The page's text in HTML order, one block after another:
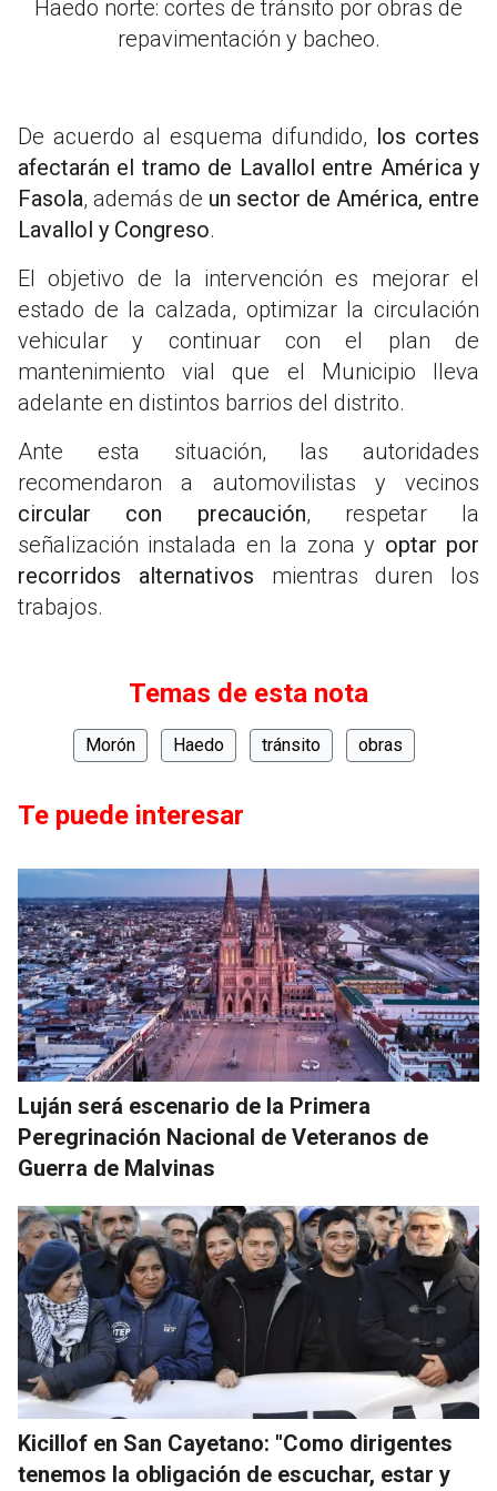
Haedo norte: cortes de tránsito por obras de
repavimentación y bacheo.
De acuerdo al esquema difundido,
los cortes
afectarán el tramo de Lavallol entre América y
Fasola, además de un sector de América, entre
Lavallol y Congreso.
El objetivo de la intervención es mejorar el
estado de la calzada, optimizar la circulación
vehicular y continuar con el plan de
mantenimiento vial que el Municipio lleva
adelante en distintos barrios del distrito.
Ante esta situación, las autoridades
recomendaron a automovilistas y vecinos
circular con precaución, respetar la
señalización instalada en la zona y optar por
recorridos alternativos mientras duren los
trabajos.
Temas de esta nota
Morón Haedo tránsito obras
Te puede interesar
Luján será escenario de la Primera
Peregrinación Nacional de Veteranos de
Guerra de Malvinas
Kicillof en San Cayetano: "Como dirigentes
tenemos la obligación de escuchar, estar y